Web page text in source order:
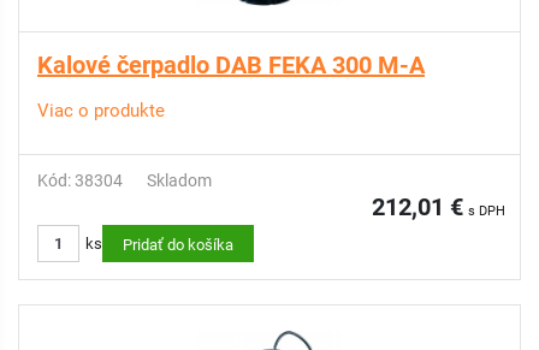
Kalové čerpadlo DAB FEKA 300 M-A
Viac o produkte
Kód: 38304 Skladom
212,01 € s DPH
ks Pridať do košíka